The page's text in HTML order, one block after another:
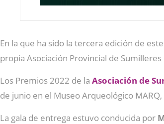
En la que ha sido la tercera edición de
propia Asociación Provincial de
Los Premios 2022 de la Asociación de
de junio en el Museo Arqueológico
La gala de entrega estuvo conducida por